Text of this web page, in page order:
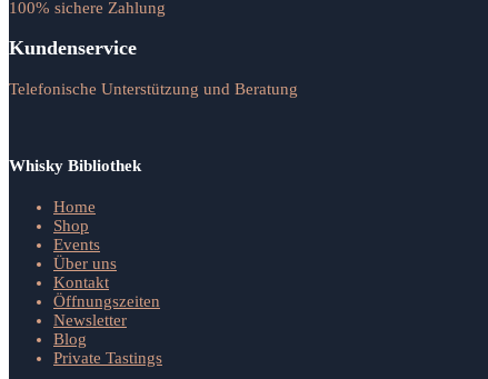
100% sichere Zahlung
Kundenservice
Telefonische Unterstützung und Beratung
Whisky Bibliothek
Home
Shop
Events
Über uns
Kontakt
Öffnungszeiten
Newsletter
Blog
Private Tastings